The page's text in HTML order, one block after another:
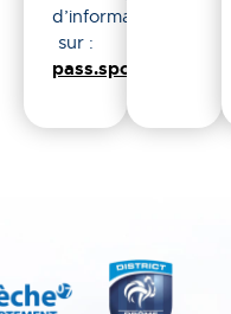
d’informations
sur :
pass.sports.gouv.fr